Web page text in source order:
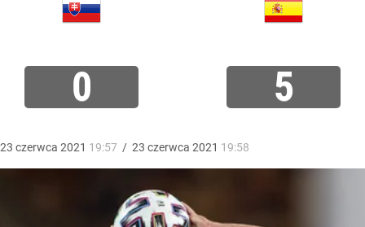
0 5
23 czerwca 2021 19:57 / 23 czerwca 2021 19:58